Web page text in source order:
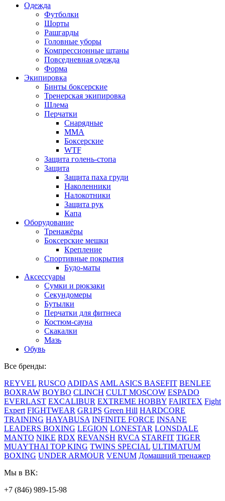
Одежда
Футболки
Шорты
Рашгарды
Головные уборы
Компрессионные штаны
Повседневная одежда
Форма
Экипировка
Бинты боксерские
Тренерская экипировка
Шлема
Перчатки
Снарядные
ММА
Боксерские
WTF
Защита голень-стопа
Защита
Защита паха груди
Наколенники
Налокотники
Защита рук
Капа
Оборудование
Тренажёры
Боксерские мешки
Крепление
Спортивные покрытия
Будо-маты
Аксессуары
Сумки и рюкзаки
Секундомеры
Бутылки
Перчатки для фитнеса
Костюм-сауна
Скакалки
Мазь
Обувь
Все бренды:
REYVEL RUSCO ADIDAS AML ASICS BASEFIT BENLEE
BOXRAW BOYBO CLINCH CULT MOSCOW ESPADO
EVERLAST EXCALIBUR EXTREME HOBBY FAIRTEX Fight
Expert FIGHTWEAR GR1PS Green Hill HARDCORE
TRAINING HAYABUSA INFINITE FORCE INSANE
LEADERS BOXING LEGION LONESTAR LONSDALE
MANTO NIKE RDX REVANSH RVCA STARFIT TIGER
MUAYTHAI TOP KING TWINS SPECIAL ULTIMATUM
BOXING UNDER ARMOUR VENUM Домашний тренажер
Мы в ВК:
+7 (846) 989-15-98